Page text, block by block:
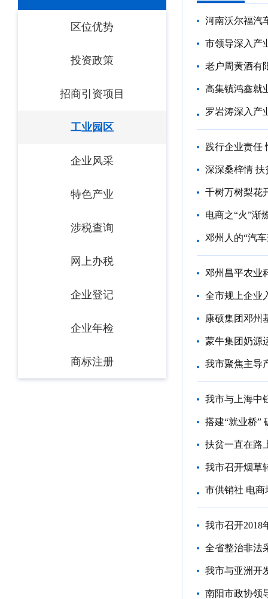
区位优势
投资政策
招商引资项目
工业园区
企业风采
特色产业
涉税查询
网上办税
企业登记
企业年检
商标注册
河南沃尔福汽
市领导深入产
老户周黄酒有
高集镇鸿鑫就
罗岩涛深入产
践行企业责
深深桑梓情
千树万树梨
电商之“火”
邓州人的“汽车
邓州昌平农业
全市规上企业
康硕集团邓州
蒙牛集团奶源
我市聚焦主导
我市与上海中
搭建“就业桥”
扶贫一直在路
我市召开烟草
市供销社 电商
我市召开2018
全省整治非法
我市与亚洲开
南阳市政协领